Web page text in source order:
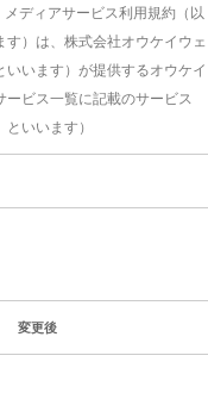
ディアサービス利用規約（以
す）は、株式会社オウケイウェ
いいます）が提供するオウケイ
ービス一覧に記載のサービス
といいます）
変更後